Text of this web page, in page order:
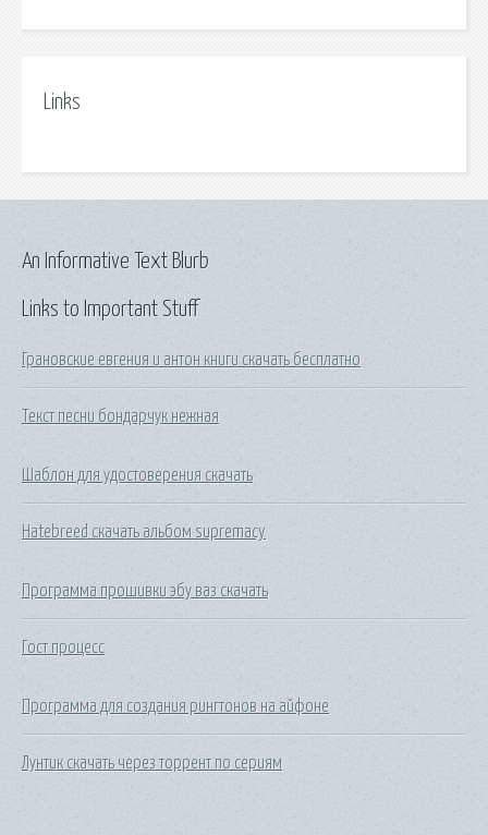
Links
Links to Important Stuff
Грановские евгения и антон книги скачать бесплатно
Текст песни бондарчук нежная
Шаблон для удостоверения скачать
Hatebreed скачать альбом supremacy
Программа прошивки эбу ваз скачать
Гост процесс
Программа для создания рингтонов на айфоне
Лунтик скачать через торрент по сериям
An Informative Text Blurb